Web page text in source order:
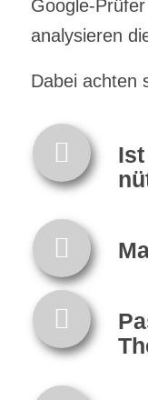
Google-
analysieren
Dabei achten